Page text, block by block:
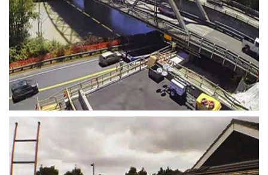
SR 167 Puyallup River Bridge Move
by WSDOT